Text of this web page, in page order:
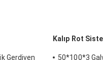
Gerdiven
Kalıp Rot
50*100*3